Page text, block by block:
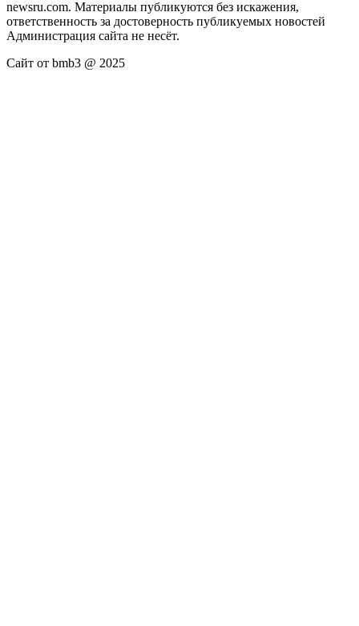
newsru.com. Материалы публикуются без искажения,
ответственность за достоверность публикуемых новостей
Администрация сайта не несёт.
Сайт от bmb3 @ 2025